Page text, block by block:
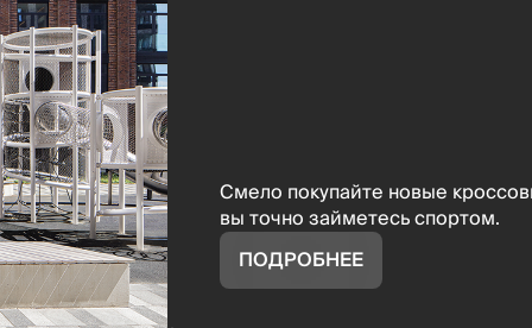
Смело покупайте новые
вы точно займетесь спортом.
ПОДРОБНЕЕ